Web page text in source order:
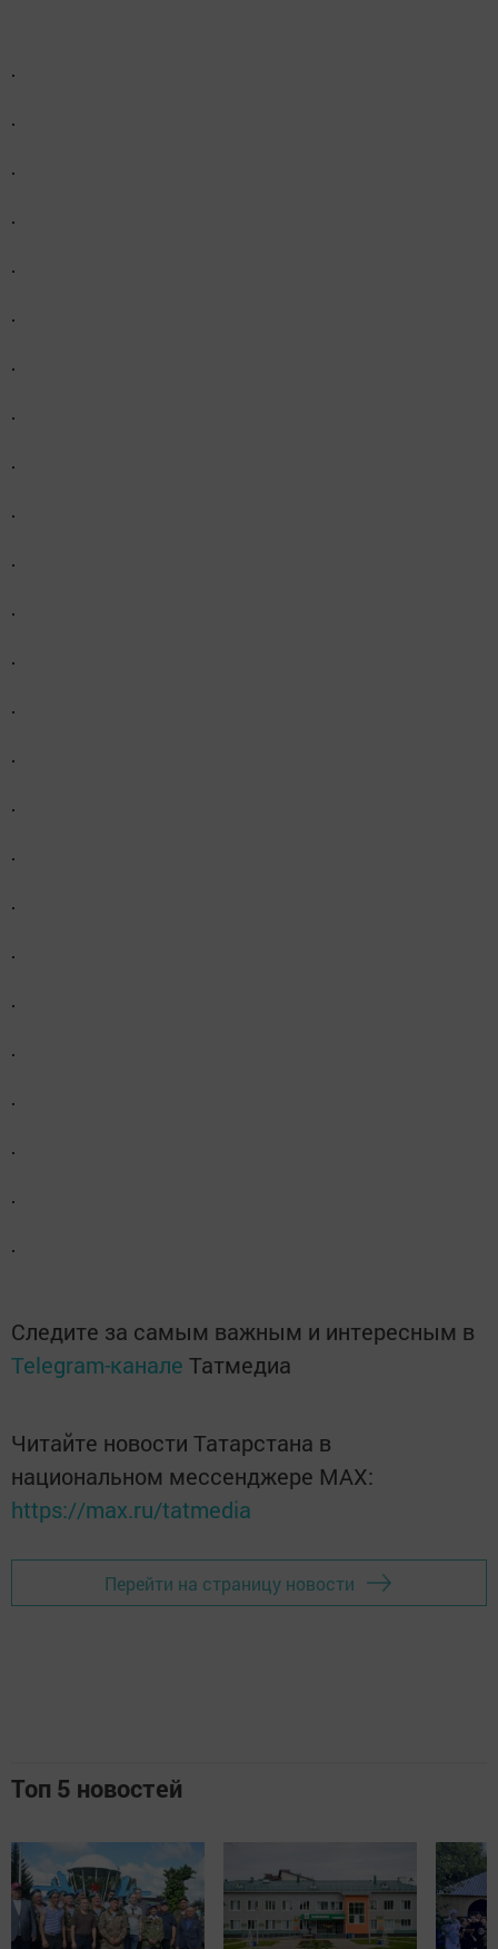
Следите за самым важным и интересным в
Telegram-канале Татмедиа
Читайте новости Татарстана в
национальном мессенджере MАХ:
https://max.ru/tatmedia
Перейти на страницу новости
Топ 5 новостей